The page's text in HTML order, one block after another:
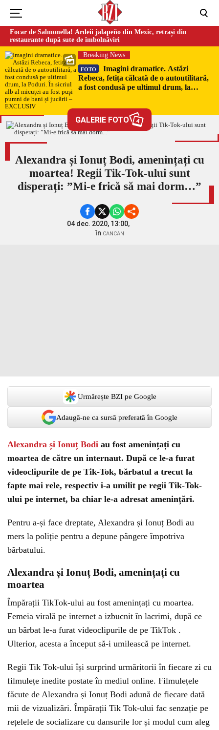
Focar de Salmonella! Ardeii jalapeño din Mexic, retrași din
restaurante după sute de îmbolnăviri
Breaking News
FOTO
Imagini dramatice. Astăzi
Rebeca, fetița călcată de o autoutilitară,
a fost condusă pe ultimul drum, la
EXCLUSIV
GALERIE FOTO 4
Alexandra și Ionuț Bodi, amenințați cu
moartea! Regii Tik-Tok-ului sunt
disperați: ”Mi-e frică să mai dorm…”
04 dec. 2020, 13:00,
în CANCAN
Urmărește BZI pe Google
Adaugă-ne ca sursă preferată în Google
Alexandra și Ionuț Bodi au fost amenințați cu
moartea de către un internaut. După ce le-a furat
videoclipurile de pe Tik-Tok, bărbatul a trecut la
fapte mai rele, respectiv i-a umilit pe regii Tik-Tok-
ului pe internet, ba chiar le-a adresat amenințări.
Pentru a-și face dreptate, Alexandra și Ionuț Bodi au
mers la poliție pentru a depune pângere împotriva
bărbatului.
Alexandra și Ionuț Bodi, amenințați cu
moartea
Împărații TikTok-ului au fost amenințați cu moartea.
Femeia virală pe internet a izbucnit în lacrimi, după ce
un bărbat le-a furat videoclipurile de pe TikTok .
Ulterior, acesta a început să-i umilească pe internet.
Regii Tik Tok-ului își surprind urmăritorii în fiecare zi cu
filmulețe inedite postate în mediul online. Filmulețele
făcute de Alexandra și Ionuț Bodi adună de fiecare dată
mii de vizualizări. Împărații Tik Tok-ului fac senzație pe
rețelele de socializare cu dansurile lor și modul cum aleg